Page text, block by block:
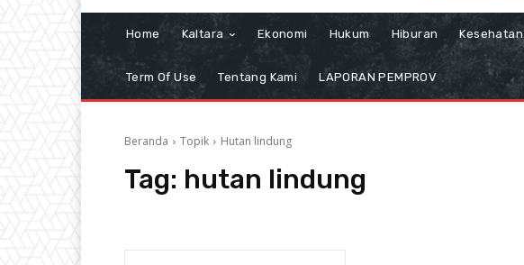
Home Kaltara Ekonomi Hukum Hiburan Kesehatan
Term Of Use Tentang Kami LAPORAN PEMPROV
Beranda Topik Hutan lindung
Tag: hutan lindung